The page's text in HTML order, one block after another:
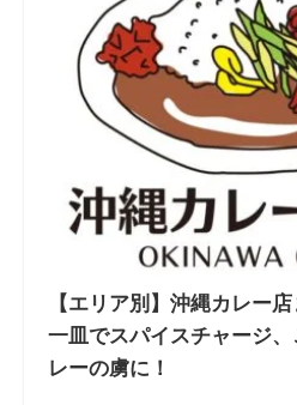
【エリア別】沖縄カレー
一皿でスパイスチャージ
レーの虜に！